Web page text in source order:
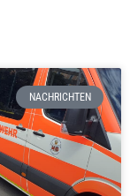
NACHRICHTEN